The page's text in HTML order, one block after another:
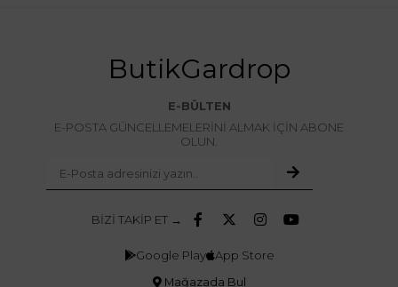
ButikGardrop
E-BÜLTEN
E-POSTA GÜNCELLEMELERİNİ ALMAK İÇİN ABONE
OLUN.
BİZİ TAKİP ET →
Google Play App Store
Mağazada Bul